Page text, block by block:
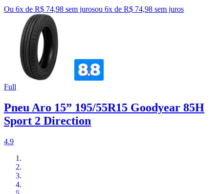
Ou 6x de R$ 74,98 sem jurosou 6x de R$ 74,98 sem juros
Full
Pneu Aro 15” 195/55R15 Goodyear 85H
Sport 2 Direction
4.9